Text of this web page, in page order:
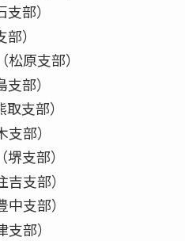
部）
）
原支部）
部）
支部）
部）
支部）
支部）
支部）
部）